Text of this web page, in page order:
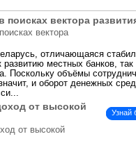
поисках вектора
отличающаяся
развитию местных банков, так
Поскольку объёмы
и оборот денежных
Узнай
от высокой